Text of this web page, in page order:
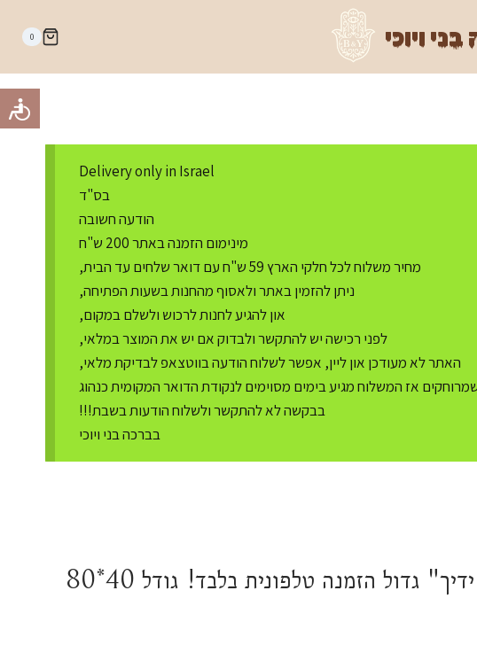
ויוכי 0
Delivery only in Israel
בס"ד
הודעה חשובה
מינימום הזמנה באתר 200 ש"ח
מחיר משלוח לכל חלקי הארץ 59 ש"ח עם דואר שלחים עד הבית,
ניתן להזמין באתר ולאסוף מהחנות בשעות הפתיחה,
און להגיע לחנות לרכוש ולשלם במקום,
לפני רכישה יש להתקשר ולבדוק אם יש את המוצר במלאי,
האתר לא מעודכן און ליין, אפשר לשלוח הודעה בווטצאפ לבדיקת מלאי,
אז המשלוח מגיע בימים מסוימים לנקודת הדואר המקומית כנהוג
בבקשה לא להתקשר ולשלוח הודעות בשבת!!!
בברכה בני ויוכי
"פותח את ידיך" גדול הזמנה טלפונית בלבד! גודל 40*80